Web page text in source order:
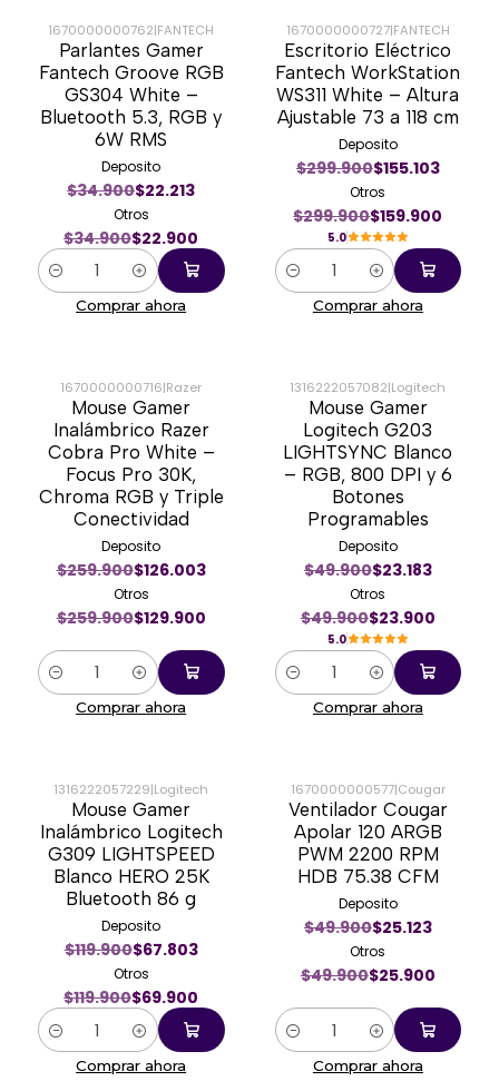
-34%
1670000000762|FANTECH
Parlantes Gamer
Fantech Groove RGB
GS304 White –
Bluetooth 5.3, RGB y
6W RMS
Deposito
$34.900$22.213
Otros
$34.900$22.900
Cantidad
Comprar ahora
-47%
1670000000727|FANTECH
Escritorio Eléctrico
Fantech WorkStation
WS311 White – Altura
Ajustable 73 a 118 cm
Deposito
$299.900$155.103
Otros
$299.900$159.900
5.0
Cantidad
Comprar ahora
-50%
1670000000716|Razer
Mouse Gamer
Inalámbrico Razer
Cobra Pro White –
Focus Pro 30K,
Chroma RGB y Triple
Conectividad
Deposito
$259.900$126.003
Otros
$259.900$129.900
Cantidad
Comprar ahora
-52%
1316222057082|Logitech
Mouse Gamer
Logitech G203
LIGHTSYNC Blanco
– RGB, 800 DPI y 6
Botones
Programables
Deposito
$49.900$23.183
Otros
$49.900$23.900
5.0
Cantidad
Comprar ahora
-42%
1316222057229|Logitech
Mouse Gamer
Inalámbrico Logitech
G309 LIGHTSPEED
Blanco HERO 25K
Bluetooth 86 g
Deposito
$119.900$67.803
Otros
$119.900$69.900
Cantidad
Comprar ahora
-48%
1670000000577|Cougar
Ventilador Cougar
Apolar 120 ARGB
PWM 2200 RPM
HDB 75.38 CFM
Deposito
$49.900$25.123
Otros
$49.900$25.900
Cantidad
Comprar ahora